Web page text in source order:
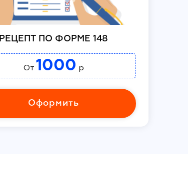
РЕЦЕПТ ПО ФОРМЕ 148
От 1000 р
Оформить